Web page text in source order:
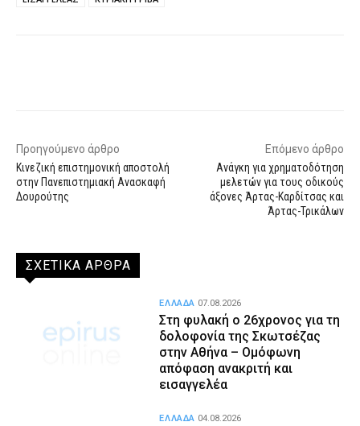
Προηγούμενο άρθρο
Κινεζική επιστημονική αποστολή
στην Πανεπιστημιακή Ανασκαφή
Δουρούτης
Επόμενο άρθρο
Ανάγκη για χρηματοδότηση
μελετών για τους οδικούς
άξονες Άρτας-Καρδίτσας και
Άρτας-Τρικάλων
ΣΧΕΤΙΚΑ ΑΡΘΡΑ
Στη φυλακή ο 26χρονος για τη
δολοφονία της Σκωτσέζας
στην Αθήνα – Ομόφωνη
απόφαση ανακριτή και
εισαγγελέα
ΕΛΛΑΔΑ 07.08.2026
ΕΛΛΑΔΑ 04.08.2026